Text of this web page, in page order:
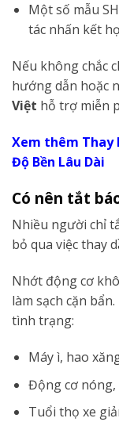
Một số mẫu
tác nhấn kết
Nếu không chắc
hướng dẫn hoặc
Việt hỗ trợ miễn
Xem thêm Thay
Độ Bền Lâu Dài
Có nên tắt
Nhiều người chỉ
bỏ qua việc thay
Nhớt động cơ
làm sạch cặn
tình trạng:
Máy ì, hao
Động cơ nóng,
Tuổi thọ xe